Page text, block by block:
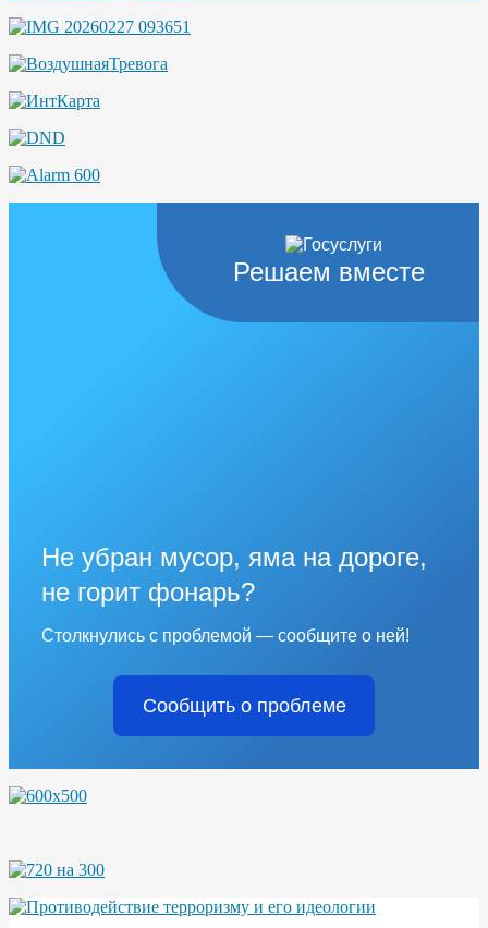
Решаем вместе
Не убран мусор, яма на дороге,
не горит фонарь?
Столкнулись с проблемой — сообщите о ней!
Сообщить о проблеме